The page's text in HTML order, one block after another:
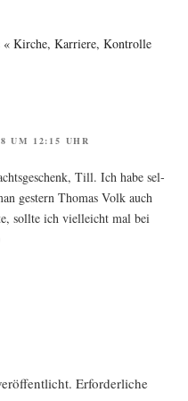
« Kirche, Karriere, Kontrolle
UM 12:15 UHR
Till. Ich habe sel­
ges­tern Tho­mas Volk auch
soll­te ich viel­leicht mal bei
Erforderliche